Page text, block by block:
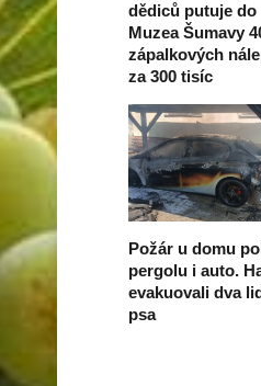
dědiců putuje do
Muzea Šumavy
zápalkových
za 300 tisíc
Požár u domu
pergolu i auto.
evakuovali dva
psa